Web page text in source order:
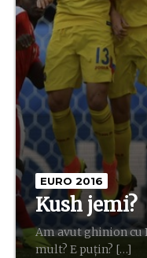
EURO 2016
Kush jemi?
Am avut ghinion cu
mult? E puţin? […]